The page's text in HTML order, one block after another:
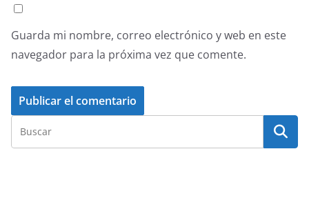
Guarda mi nombre, correo electrónico y web en este
navegador para la próxima vez que comente.